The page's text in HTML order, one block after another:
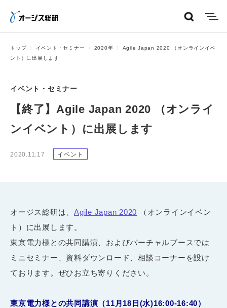
トップ イベント・セミナー 2020年
Agile Japan 2020 （オンラインイベ
ント）に出展します
イベント・セミナー
【終了】Agile Japan 2020 （オンライ
ンイベント）に出展します
2020.11.17 イベント
オージス総研は、 Agile Japan 2020 （オンラインイベン
ト）に出展します。
東京電力様との共同講演、およびバーチャルブースでは
ミニセミナー、資料ダウンロード、相談コーナーを設け
ております。ぜひお立ち寄りください。
東京電力様との共同講演（11月18日(水)16:00-16:40）